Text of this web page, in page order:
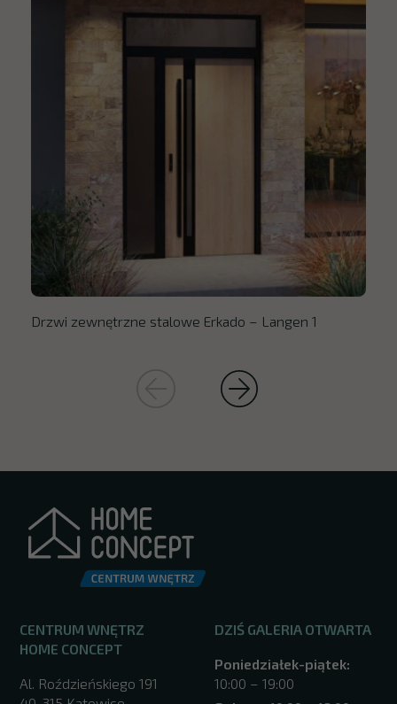
Drzwi zewnętrzne stalowe Erkado – Langen 1
CENTRUM WNĘTRZ
HOME CONCEPT
Al. Roździeńskiego 191
DZIŚ GALERIA OTWARTA
Poniedziałek-piątek:
10:00 – 19:00